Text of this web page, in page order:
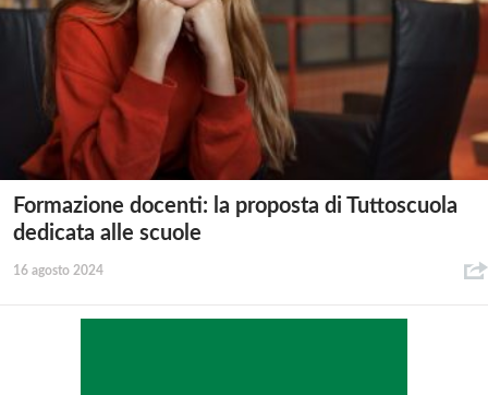
Formazione docenti: la proposta di Tuttoscuola
dedicata alle scuole
16 agosto 2024